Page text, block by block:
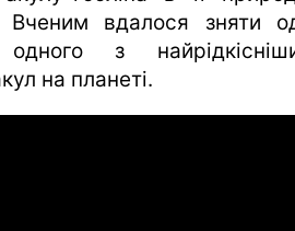
gambling
Вченим вдалося зняти
з
на планеті.